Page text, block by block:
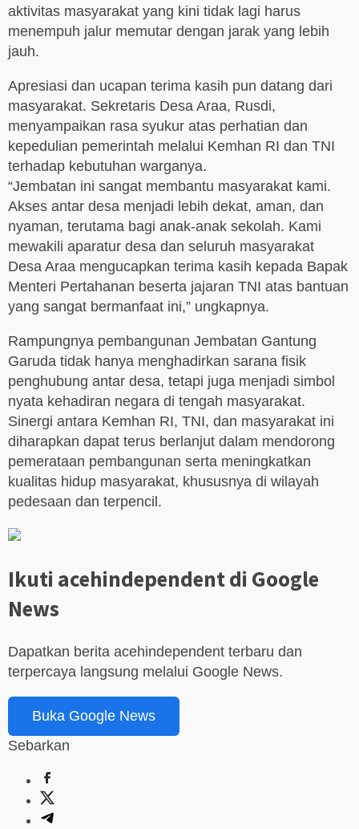
aktivitas masyarakat yang kini tidak lagi harus
menempuh jalur memutar dengan jarak yang lebih
jauh.
Apresiasi dan ucapan terima kasih pun datang dari
masyarakat. Sekretaris Desa Araa, Rusdi,
menyampaikan rasa syukur atas perhatian dan
kepedulian pemerintah melalui Kemhan RI dan TNI
terhadap kebutuhan warganya.
“Jembatan ini sangat membantu masyarakat kami.
Akses antar desa menjadi lebih dekat, aman, dan
nyaman, terutama bagi anak-anak sekolah. Kami
mewakili aparatur desa dan seluruh masyarakat
Desa Araa mengucapkan terima kasih kepada Bapak
Menteri Pertahanan beserta jajaran TNI atas bantuan
yang sangat bermanfaat ini,” ungkapnya.
Rampungnya pembangunan Jembatan Gantung
Garuda tidak hanya menghadirkan sarana fisik
penghubung antar desa, tetapi juga menjadi simbol
nyata kehadiran negara di tengah masyarakat.
Sinergi antara Kemhan RI, TNI, dan masyarakat ini
diharapkan dapat terus berlanjut dalam mendorong
pemerataan pembangunan serta meningkatkan
kualitas hidup masyarakat, khususnya di wilayah
pedesaan dan terpencil.
Ikuti acehindependent di Google
News
Dapatkan berita acehindependent terbaru dan
terpercaya langsung melalui Google News.
Buka Google News
Sebarkan